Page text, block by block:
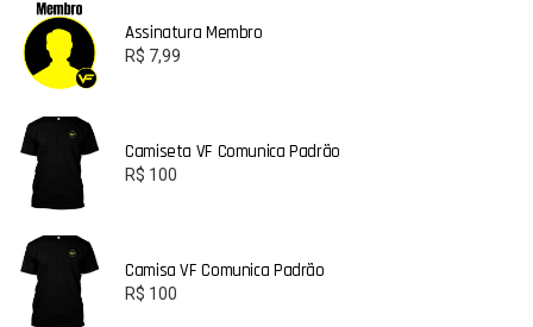
Assinatura Membro
R$ 7,99
Camiseta VF Comunica Padrão
R$ 100
Camisa VF Comunica Padrão
R$ 100